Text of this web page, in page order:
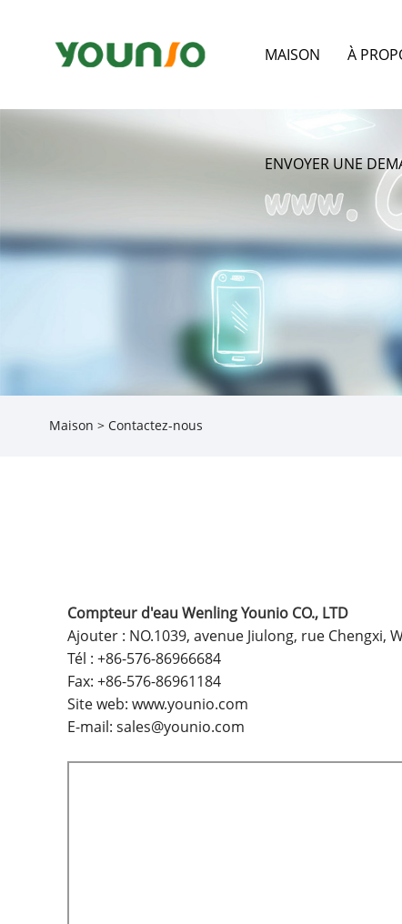
MAISON À
ENVOYER UNE
Maison > Contactez-nous
Compteur d'eau Wenling Younio CO., LTD
Ajouter : NO.1039, avenue Jiulong, rue Chengxi,
Tél : +86-576-86966684
Fax: +86-576-86961184
Site web: www.younio.com
E-mail: sales@younio.com